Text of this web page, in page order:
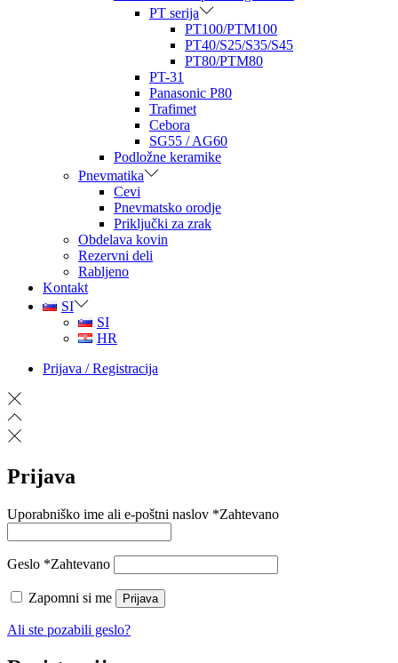
PT serija
PT100/PTM100
PT40/S25/S35/S45
PT80/PTM80
PT-31
Panasonic P80
Trafimet
Cebora
SG55 / AG60
Podložne keramike
Pnevmatika
Cevi
Pnevmatsko orodje
Priključki za zrak
Obdelava kovin
Rezervni deli
Rabljeno
Kontakt
SI
SI
HR
Prijava / Registracija
Prijava
Uporabniško ime ali e-poštni naslov *Zahtevano
Geslo *Zahtevano
Zapomni si me Prijava
Ali ste pozabili geslo?